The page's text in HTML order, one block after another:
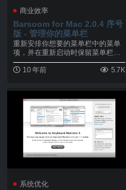
商业效率
Barsoom for Mac 2.0.4 序号
版 - 管理你的菜单栏
重新安排你想要的菜单栏中的菜单
项，并在重新启动时保留菜单栏。
简单地重新安排他们与...
10 年前
5.7K
系统优化